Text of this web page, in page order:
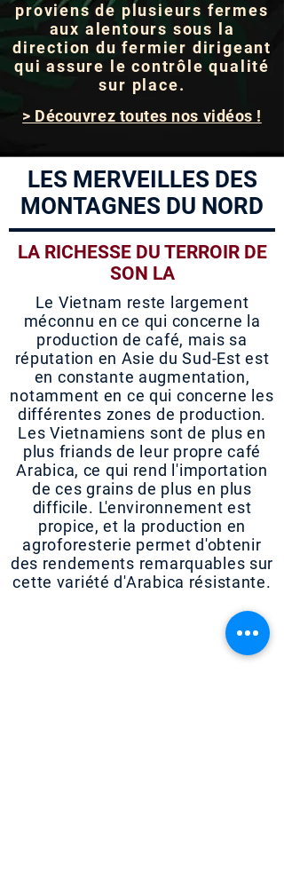
proviens de plusieurs fermes
aux alentours sous la
direction du fermier dirigeant
qui assure le contrôle qualité
sur place.
> Découvrez toutes nos vidéos !
LES MERVEILLES DES
MONTAGNES DU NORD
LA RICHESSE DU TERROIR DE
SON LA
Le Vietnam reste largement
méconnu en ce qui concerne la
production de café, mais sa
réputation en Asie du Sud-Est est
en constante augmentation,
notamment en ce qui concerne les
différentes zones de production.
Les Vietnamiens sont de plus en
plus friands de leur propre café
Arabica, ce qui rend l'importation
de ces grains de plus en plus
difficile. L'environnement est
propice, et la production en
agroforesterie permet d'obtenir
des rendements remarquables sur
cette variété d'Arabica résistante.